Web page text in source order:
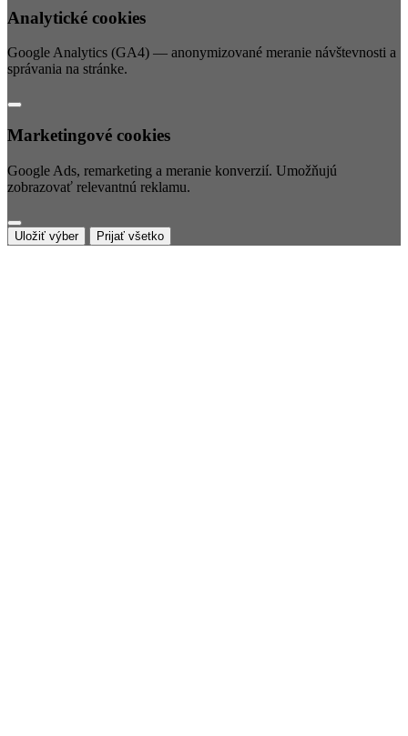
Analytické cookies
Google Analytics (GA4) — anonymizované meranie návštevnosti a
správania na stránke.
Marketingové cookies
Google Ads, remarketing a meranie konverzií. Umožňujú
zobrazovať relevantnú reklamu.
Uložiť výber Prijať všetko